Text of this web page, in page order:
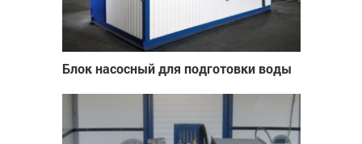
Блок насосный для подготовки воды